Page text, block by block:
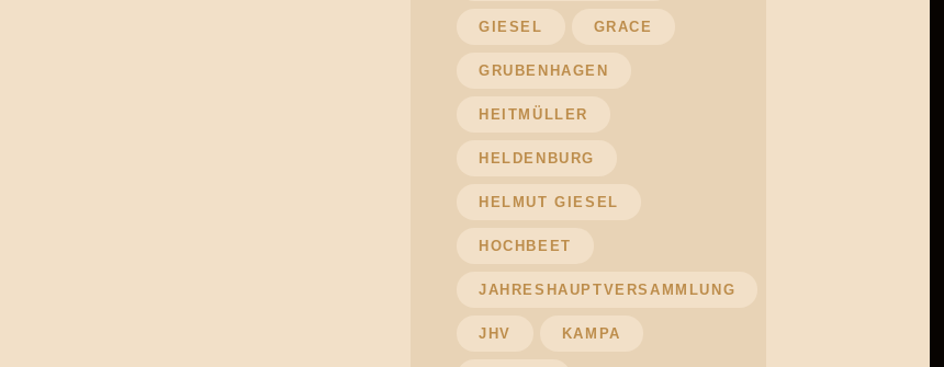
GIESEL GRACE
GRUBENHAGEN
HEITMÜLLER
HELDENBURG
HELMUT GIESEL
HOCHBEET
JAHRESHAUPTVERSAMMLUNG
JHV KAMPA